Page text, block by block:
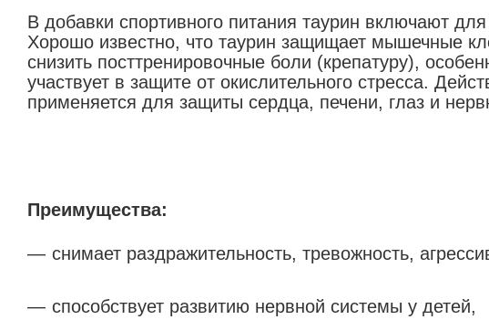
В добавки спортивного питания таурин включают
Хорошо известно, что таурин защищает мышечные
снизить посттренировочные боли (крепатуру),
участвует в защите от окислительного стресса.
применяется для защиты сердца, печени, глаз и
Преимущества:
снимает раздражительность, тревожность,
способствует развитию нервной системы у детей,